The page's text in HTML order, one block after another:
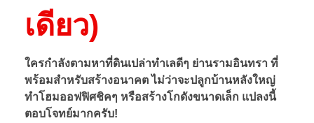
า
ม
อิ
เดียว)
ใครกำลังตามหาที่ดินเปล่าทำเลดีๆ ย่านรามอินทรา ที่
พร้อมสำหรับสร้างอนาคต ไม่ว่าจะปลูกบ้านหลังใหญ่
ทำโฮมออฟฟิศชิคๆ หรือสร้างโกดังขนาดเล็ก แปลงนี้
ตอบโจทย์มากครับ!